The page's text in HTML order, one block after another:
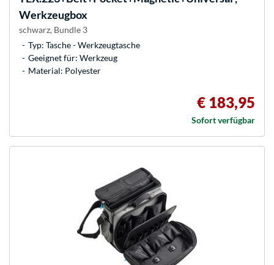
Werkzeugbox
schwarz, Bundle 3
Typ: Tasche - Werkzeugtasche
Geeignet für: Werkzeug
Material: Polyester
€ 183,95
Sofort verfügbar